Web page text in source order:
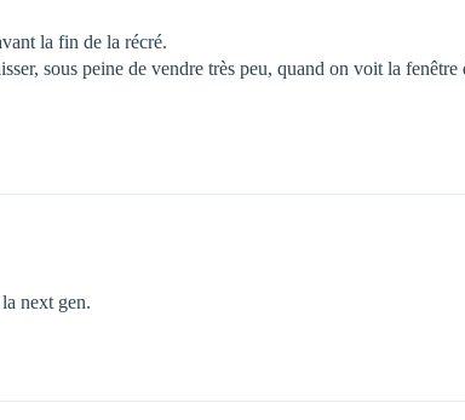
la fin de la récré.
sous peine de vendre très peu, quand on voit la
next gen.